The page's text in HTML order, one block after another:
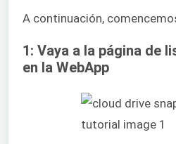
A continuación,
1: Vaya a la página de
en la WebApp